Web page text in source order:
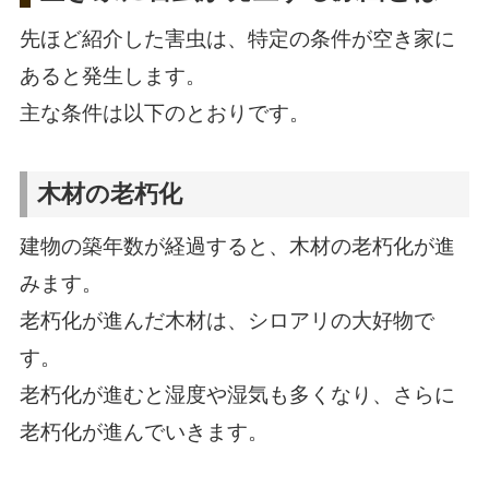
先ほど紹介した害虫は、特定の条件が空き家に
あると発生します。
主な条件は以下のとおりです。
木材の老朽化
建物の築年数が経過すると、木材の老朽化が進
みます。
老朽化が進んだ木材は、シロアリの大好物で
す。
老朽化が進むと湿度や湿気も多くなり、さらに
老朽化が進んでいきます。